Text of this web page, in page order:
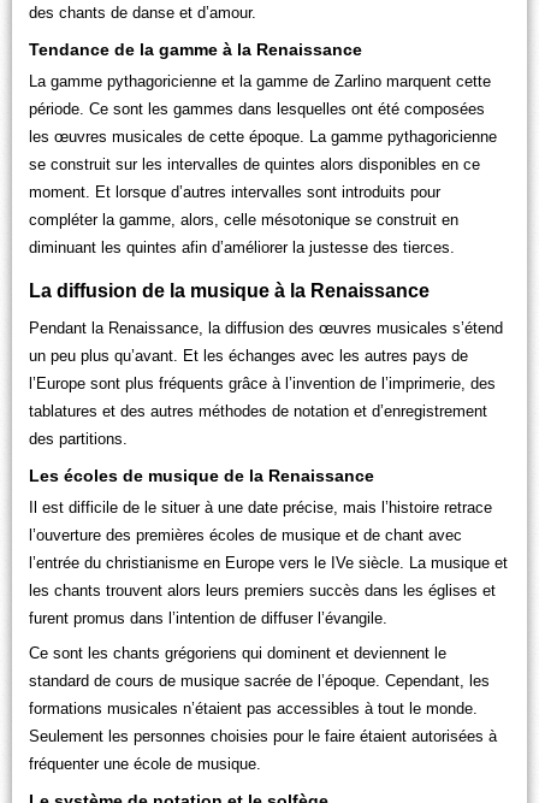
des chants de danse et d’amour.
Tendance de la gamme à la Renaissance
La gamme pythagoricienne et la gamme de Zarlino marquent cette
période. Ce sont les gammes dans lesquelles ont été composées
les œuvres musicales de cette époque. La gamme pythagoricienne
se construit sur les intervalles de quintes alors disponibles en ce
moment. Et lorsque d’autres intervalles sont introduits pour
compléter la gamme, alors, celle mésotonique se construit en
diminuant les quintes afin d’améliorer la justesse des tierces.
La diffusion de la musique à la Renaissance
Pendant la Renaissance, la diffusion des œuvres musicales s’étend
un peu plus qu’avant. Et les échanges avec les autres pays de
l’Europe sont plus fréquents grâce à l’invention de l’imprimerie, des
tablatures et des autres méthodes de notation et d’enregistrement
des partitions.
Les écoles de musique de la Renaissance
Il est difficile de le situer à une date précise, mais l’histoire retrace
l’ouverture des premières écoles de musique et de chant avec
l’entrée du christianisme en Europe vers le IVe siècle. La musique et
les chants trouvent alors leurs premiers succès dans les églises et
furent promus dans l’intention de diffuser l’évangile.
Ce sont les chants grégoriens qui dominent et deviennent le
standard de cours de musique sacrée de l’époque. Cependant, les
formations musicales n’étaient pas accessibles à tout le monde.
Seulement les personnes choisies pour le faire étaient autorisées à
fréquenter une école de musique.